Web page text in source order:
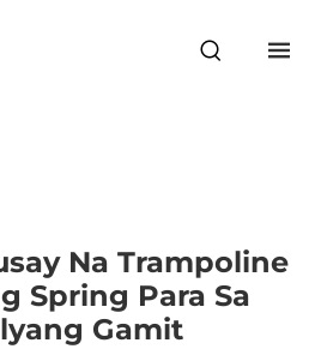
Na Trampoline
Spring Para Sa
Gamit